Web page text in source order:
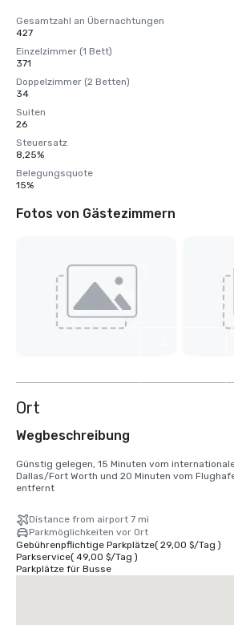
Gesamtzahl an Übernachtungen
427
Einzelzimmer (1 Bett)
371
Doppelzimmer (2 Betten)
34
Suiten
26
Steuersatz
8,25%
Belegungsquote
15%
Fotos von Gästezimmern
Ort
Wegbeschreibung
Günstig gelegen, 15 Minuten vom
Dallas/Fort Worth und 20 Minuten vom
entfernt
Distance from airport 7 mi
Parkmöglichkeiten vor Ort
Gebührenpflichtige Parkplätze( 29,00 $/Tag )
Parkservice( 49,00 $/Tag )
Parkplätze für Busse